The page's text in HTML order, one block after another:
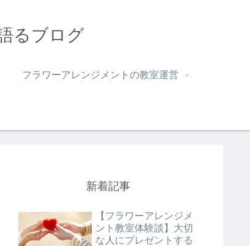
るブログ
フラワーアレンジメントの教室運営
新着記事
【フラワーアレンジメ
ント教室体験談】大切
な人にプレゼントする